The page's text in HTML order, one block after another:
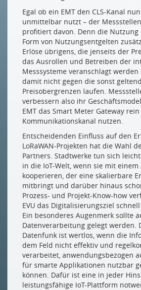
Egal ob ein EMT den CLS-Kanal
unmittelbar nutzt – der
profitiert davon. Denn die
Form von Nutzungsentgelten
Erlöse übrigens, die jenseits der
das Ausrollen und Betreiben der
Messsysteme veranschlagt
damit nicht gegen die sonst
Preisobergrenzen laufen.
verbessern also ihr
EMT das Smart Meter Gateway rein
Kommunikationskanal nutzen.
Entscheidenden Einfluss auf den
LoRaWAN-Projekten hat die Wahl
Partners. Stadtwerke tun sich
in die IoT-Welt, wenn sie mit
kooperieren, der eine skalierbare
mitbringt und darüber hinaus
Prozess- und Projekt-Know-how
EVU das Digitalisierungsziel
Ein besonderes Augenmerk sollte
Datenverarbeitung gelegt werden.
Datenfunk ist wertlos, wenn die
dem Feld nicht effektiv und
verarbeitet, anwendungsbezogen
für smarte Applikationen nutzbar
können. Dafür ist eine in jeder
leistungsfähige IoT-Plattform